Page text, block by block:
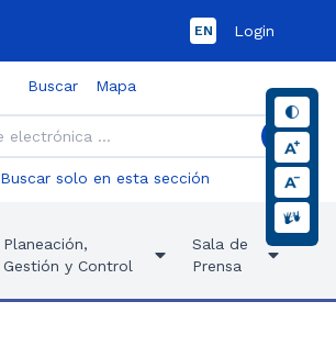
EN Login
Buscar Mapa
Buscar solo en esta sección
Planeación,
Gestión y Control
Sala de
Prensa